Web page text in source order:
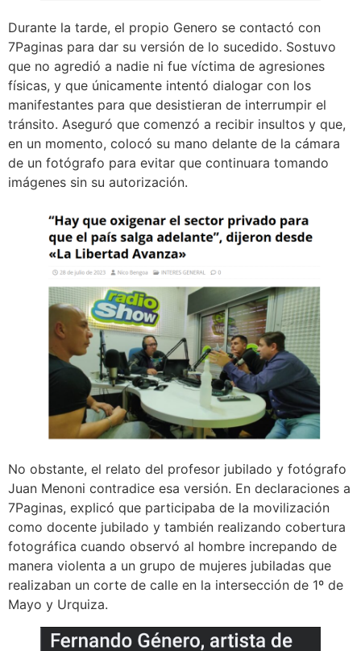
Durante la tarde, el propio Genero se contactó con
7Paginas para dar su versión de lo sucedido. Sostuvo
que no agredió a nadie ni fue víctima de agresiones
físicas, y que únicamente intentó dialogar con los
manifestantes para que desistieran de interrumpir el
tránsito. Aseguró que comenzó a recibir insultos y que,
en un momento, colocó su mano delante de la cámara
de un fotógrafo para evitar que continuara tomando
imágenes sin su autorización.
No obstante, el relato del profesor jubilado y fotógrafo
Juan Menoni contradice esa versión. En declaraciones a
7Paginas, explicó que participaba de la movilización
como docente jubilado y también realizando cobertura
fotográfica cuando observó al hombre increpando de
manera violenta a un grupo de mujeres jubiladas que
realizaban un corte de calle en la intersección de 1º de
Mayo y Urquiza.